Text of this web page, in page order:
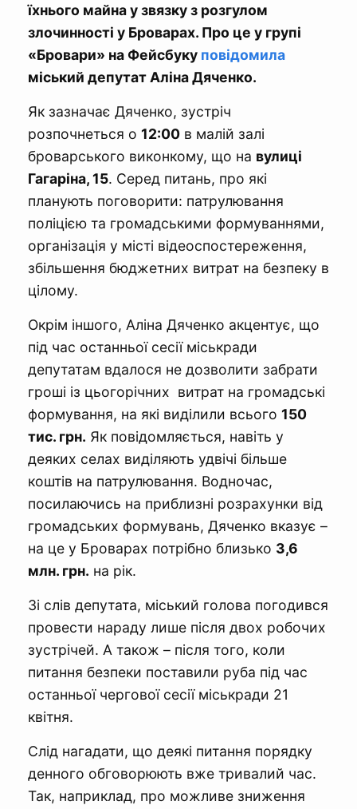
їхнього майна у звязку з розгулом
злочинності у Броварах. Про це у групі
«Бровари» на Фейсбуку повідомила
міський депутат Аліна Дяченко.
Як зазначає Дяченко, зустріч
розпочнеться о 12:00 в малій залі
броварського виконкому, що на вулиці
Гагаріна, 15. Серед питань, про які
планують поговорити: патрулювання
поліцією та громадськими формуваннями,
організація у місті відеоспостереження,
збільшення бюджетних витрат на безпеку в
цілому.
Окрім іншого, Аліна Дяченко акцентує, що
під час останньої сесії міськради
депутатам вдалося не дозволити забрати
гроші із цьогорічних витрат на громадські
формування, на які виділили всього 150
тис. грн. Як повідомляється, навіть у
деяких селах виділяють удвічі більше
коштів на патрулювання. Водночас,
посилаючись на приблизні розрахунки від
громадських формувань, Дяченко вказує –
на це у Броварах потрібно близько 3,6
млн. грн. на рік.
Зі слів депутата, міський голова погодився
провести нараду лише після двох робочих
зустрічей. А також – після того, коли
питання безпеки поставили руба під час
останньої чергової сесії міськради 21
квітня.
Слід нагадати, що деякі питання порядку
денного обговорюють вже тривалий час.
Так, наприклад, про можливе зниження